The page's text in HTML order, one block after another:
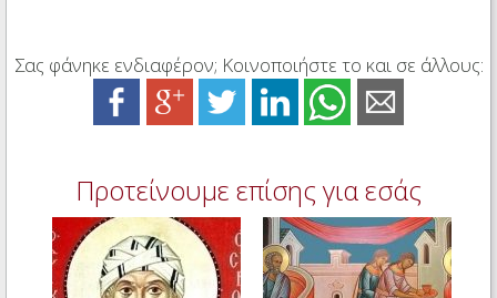
Σας φάνηκε ενδιαφέρον; Κοινοποιήστε το και σε άλλους:
Προτείνουμε επίσης για εσάς